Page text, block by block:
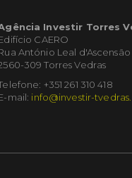
Investir Torres
CAERO
António Leal d'Ascensão
309 Torres Vedras
+351 261 310 418
mail: info@investir-